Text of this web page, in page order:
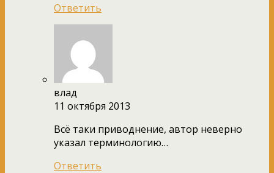
Ответить
влад
11 октября 2013
Всё таки приводнение, автор неверно
указал терминологию…
Ответить